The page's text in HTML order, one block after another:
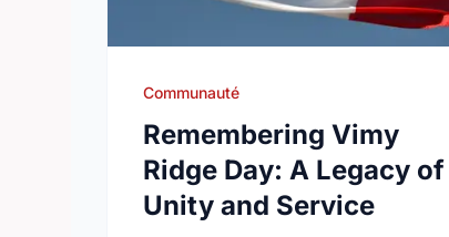
Communauté
Remembering Vimy
Ridge Day: A Legacy of
Unity and Service